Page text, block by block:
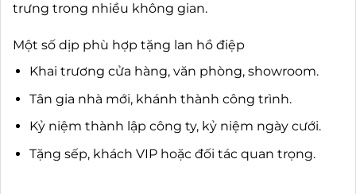
trưng trong nhiều không gian.
Một số dịp phù hợp tặng lan hồ điệp
Khai trương cửa hàng, văn phòng, showroom.
Tân gia nhà mới, khánh thành công trình.
Kỷ niệm thành lập công ty, kỷ niệm ngày cưới.
Tặng sếp, khách VIP hoặc đối tác quan trọng.